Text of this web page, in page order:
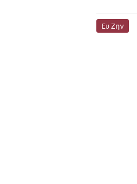
Ευ Ζην